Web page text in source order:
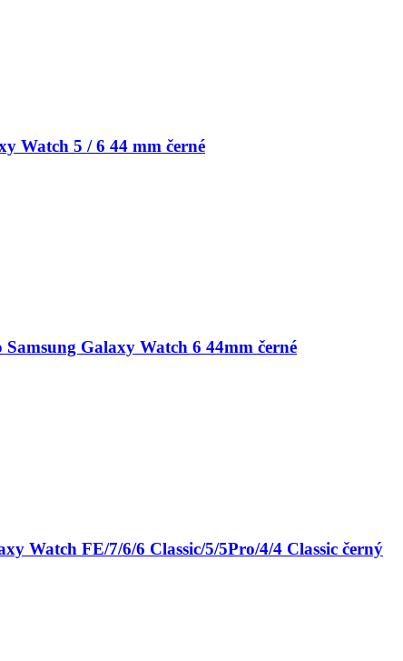
Watch 5 / 6 44 mm černé
Galaxy Watch 6 44mm černé
Watch FE/7/6/6 Classic/5/5Pro/4/4 Classic černý